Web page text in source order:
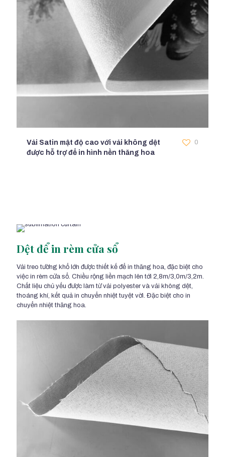
Vải Satin mật độ cao với vải không dệt
được hỗ trợ để in hình nền thăng hoa
0
Dệt để in rèm cửa sổ
Vải treo tường khổ lớn được thiết kế để in thăng hoa, đặc biệt cho
việc in rèm cửa sổ. Chiều rộng liền mạch lên tới 2,8m/3,0m/3,2m.
Chất liệu chủ yếu được làm từ vải polyester và vải không dệt,
thoáng khí, kết quả in chuyển nhiệt tuyệt vời. Đặc biệt cho in
chuyển nhiệt thăng hoa.